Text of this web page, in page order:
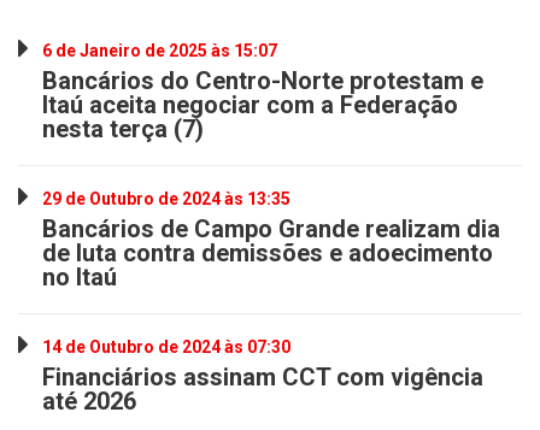
6 de Janeiro de 2025 às 15:07
Bancários do Centro-Norte protestam e
Itaú aceita negociar com a Federação
nesta terça (7)
29 de Outubro de 2024 às 13:35
Bancários de Campo Grande realizam dia
de luta contra demissões e adoecimento
no Itaú
14 de Outubro de 2024 às 07:30
Financiários assinam CCT com vigência
até 2026